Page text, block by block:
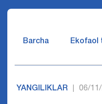
Barcha Ekofaol
YANGILIKLAR 06/